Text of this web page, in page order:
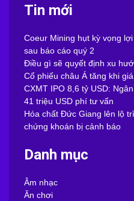
Tin mới
Coeur Mining hụt kỳ vọng
sau báo cáo quý 2
Điều gì sẽ quyết định xu
Cổ phiếu châu Á tăng khi
CXMT IPO 8,6 tỷ USD:
41 triệu USD phí tư vấn
Hóa chất Đức Giang lên lộ
chứng khoán bị cảnh báo
Danh mục
Âm nhạc
Ăn chơi